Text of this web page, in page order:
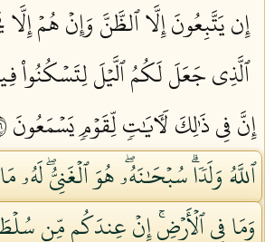
إِن يَتَّبِعُونَ إِلَّا ٱلظَّنَّ وَإِنۡ هُمۡ إِلَّا
ٱلَّذِي جَعَلَ لَكُمُ ٱلَّيۡلَ لِتَسۡكُنُواْ
إِنَّ فِي ذَٰلِكَ لَأٓيَٰتٖ لِّقَوۡمٖ يَسۡمَعُونَ ٦٧
ٱللَّهُ وَلَدٗاۗ سُبۡحَٰنَهُۥۖ هُوَ ٱلۡغَنِيُّۖ لَهُۥ
وَمَا فِي ٱلۡأَرۡضِۚ إِنۡ عِندَكُم مِّن